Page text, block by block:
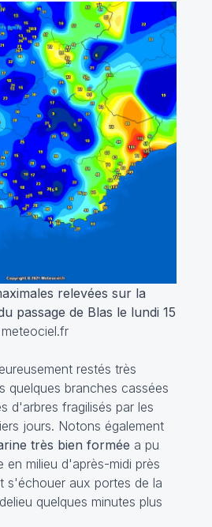
relevées sur la
passage de Blas le lundi 15
restés très
quelques branches cassées
d'arbres fragilisés par les
jours. Notons également
très bien formée a pu
en milieu d'après-midi près
s'échouer aux portes de la
quelques minutes plus